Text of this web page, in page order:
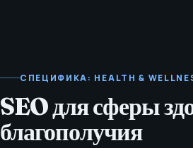
СПЕЦИФИКА: HEALTH &
SEO для сферы
благополучия